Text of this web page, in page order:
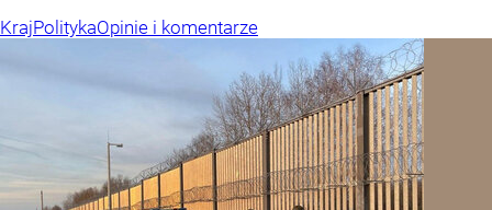
KrajPolitykaOpinie i komentarze